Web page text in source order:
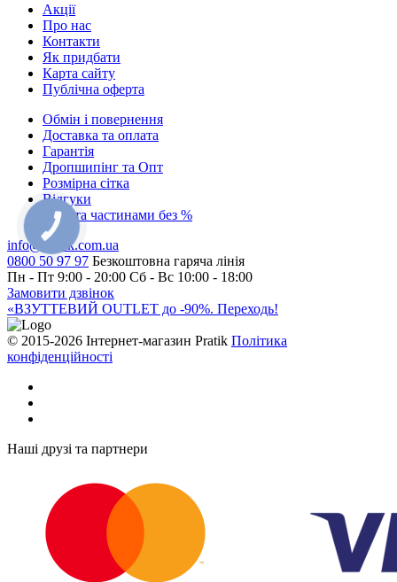
Акції
Про нас
Контакти
Як придбати
Карта сайту
Публiчна оферта
Обмін і повернення
Доставка та оплата
Гарантiя
Дропшипінг та Опт
Розмірна сітка
Відгуки
Оплата частинами без %
info@pratik.com.ua
0800 50 97 97 Безкоштовна гаряча лінія
Пн - Пт 9:00 - 20:00 Сб - Вс 10:00 - 18:00
Замовити дзвінок
«ВЗУТТЕВИЙ OUTLET до -90%. Переходь!
© 2015-2026 Інтернет-магазин Pratik Політика
конфіденційності
Наші друзі та партнери